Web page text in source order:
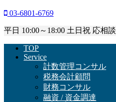
03-6801-6769
平日 10:00～18:00 土日祝 応相談
TOP
Service
計数管理コンサル
税務会計顧問
財務コンサル
融資 / 資金調達